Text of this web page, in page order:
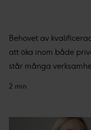
Behovet av
att öka inom både
står många
2 min